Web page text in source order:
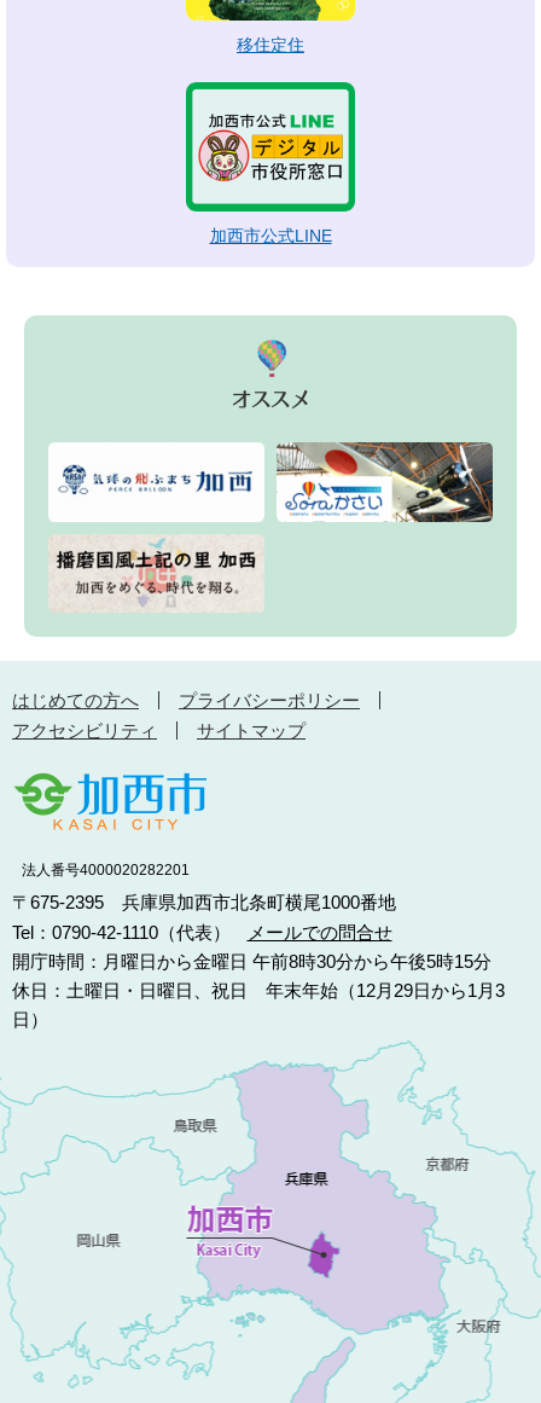
移住定住
加西市公式LINE
はじめての方へ
プライバシーポリシー
アクセシビリティ
サイトマップ
法人番号4000020282201
〒675-2395 兵庫県加西市北条町横尾1000番地
Tel：0790-42-1110（代表）
メールでの問合せ
開庁時間：月曜日から金曜日 午前8時30分から午後5時15分
休日：土曜日・日曜日、祝日 年末年始（12月29日から1月3
日）